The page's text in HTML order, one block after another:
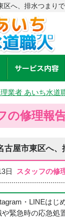
区へ、排水つまり
業者 あいち水道
の修理報
古屋市東区へ、
日 スタッフの修
・LINEはじ
緊急時の応急処